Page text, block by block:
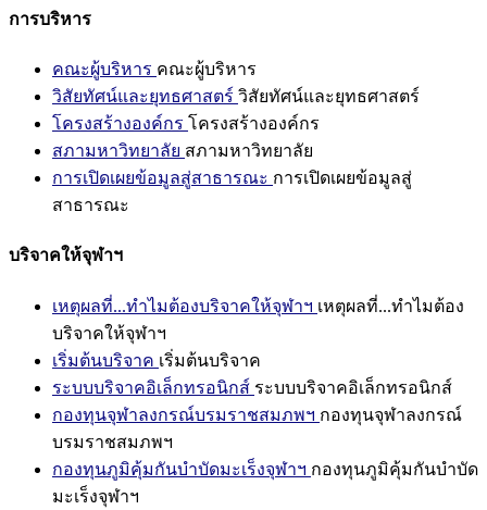
การบริหาร
คณะผู้บริหาร คณะผู้บริหาร
วิสัยทัศน์และยุทธศาสตร์ วิสัยทัศน์และยุทธศาสตร์
โครงสร้างองค์กร โครงสร้างองค์กร
สภามหาวิทยาลัย สภามหาวิทยาลัย
การเปิดเผยข้อมูลสู่สาธารณะ การเปิดเผยข้อมูลสู่
สาธารณะ
บริจาคให้จุฬาฯ
เหตุผลที่...ทำไมต้องบริจาคให้จุฬาฯ เหตุผลที่...ทำไมต้อง
บริจาคให้จุฬาฯ
เริ่มต้นบริจาค เริ่มต้นบริจาค
ระบบบริจาคอิเล็กทรอนิกส์ ระบบบริจาคอิเล็กทรอนิกส์
กองทุนจุฬาลงกรณ์บรมราชสมภพฯ กองทุนจุฬาลงกรณ์
บรมราชสมภพฯ
กองทุนภูมิคุ้มกันบำบัดมะเร็งจุฬาฯ กองทุนภูมิคุ้มกันบำบัด
มะเร็งจุฬาฯ